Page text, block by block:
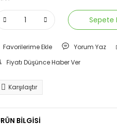
Sepete
Yorum Yaz
Fiyatı Düşünce Haber Ver
Karşılaştır
BİLGİSİ